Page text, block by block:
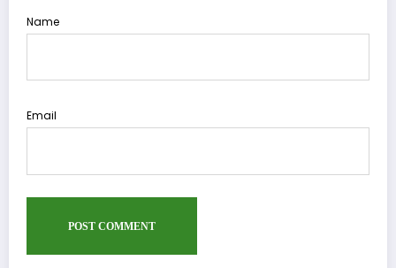
Name
Email